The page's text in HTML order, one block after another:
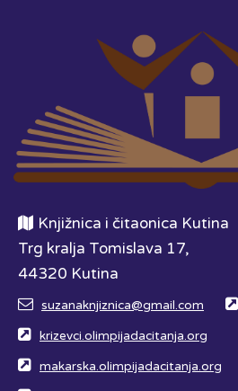
Knjižnica i čitaonica Kutina
Trg kralja Tomislava 17,
44320 Kutina
suzanaknjiznica@gmail.com
krizevci.olimpijadacitanja.org
makarska.olimpijadacitanja.org